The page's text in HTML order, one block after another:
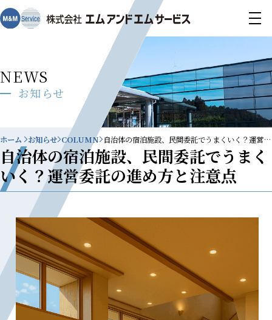
NEWS
お知らせ
ホーム お知らせ COLUMN 自治体の宿泊施設、民間委託でうまくいく？運営委託の進め方と注意点
自治体の宿泊施設、民間委託でうまく
いく？運営委託の進め方と注意点